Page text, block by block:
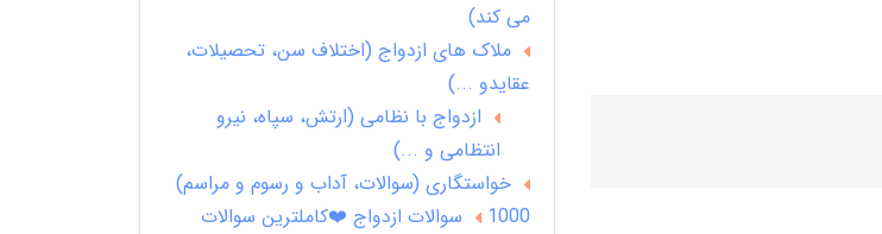
می کند)
ملاک های ازدواج (اختلاف سن، تحصیلات،
عقایدو ...)
ازدواج با نظامی (ارتش، سپاه، نیرو
انتظامی و ...)
خواستگاری (سوالات، آداب و رسوم و مراسم)
1000 سوالات ازدواج ❤️کاملترین سوالات